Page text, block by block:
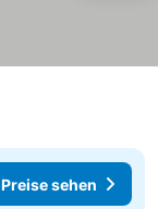
Preise sehen